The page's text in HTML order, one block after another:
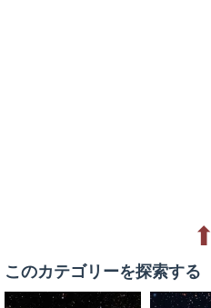
⬆
このカテゴリーを探索する